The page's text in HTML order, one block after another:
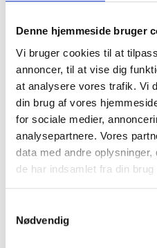
Denne hjemmeside bruger
Vi bruger cookies til at
annoncer, til at vise dig
at analysere vores trafik. Vi
din brug af vores
for sociale medier,
analysepartnere. Vores
data med andre
de har indsamlet fra din
Nødvendig
Skulle SKAT genoptage en
det undersøges om
tilstede.
Kontakt
Vi giver kvalificerede svar på
er interesserede i assistance
skattepligtige indkomst, står
honorar efter nærmere aftale.